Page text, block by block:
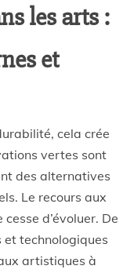
les arts :
et
cela crée
vertes sont
des alternatives
Le recours aux
cesse d’évoluer. De
technologiques
artistiques à